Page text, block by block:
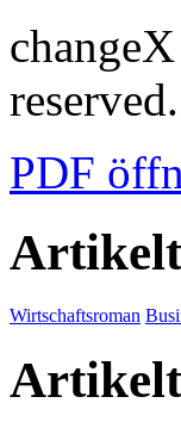
reserved.
PDF
Wirtschaftsroman